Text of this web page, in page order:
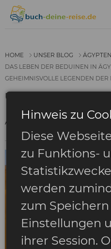
HOME UNSER BLOG
ÄGYPTEN
DAS LEBEN DER BEDUINEN IN
GEHEIMNISVOLLE LEGENDEN
Unser Blog
AllesHotels Einkaufen Essen
Hinweis zu
Diese
zu Funktions-
werden
zum
Einstellungen
ihrer Session.